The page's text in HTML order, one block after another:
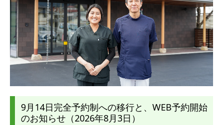
診療・交通案内
9月14日完全予約制への移行と、WEB予約開始
のお知らせ（2026年8月3日）